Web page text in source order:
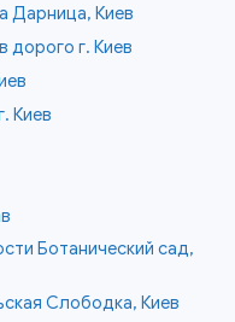
Дарница, Киев
дорого г. Киев
Киев
Ботанический сад,
Слободка, Киев